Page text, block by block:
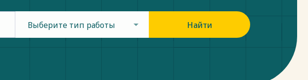
Выберите тип работы Найти